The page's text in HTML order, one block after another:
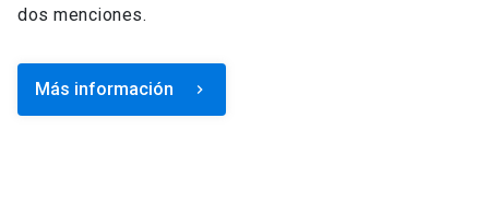
dos menciones.
Más información keyboard_arrow_right